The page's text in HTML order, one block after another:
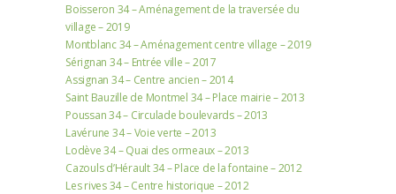
Boisseron 34 – Aménagement de la traversée du
village – 2019
Montblanc 34 – Aménagement centre village – 2019
Sérignan 34 – Entrée ville – 2017
Assignan 34 – Centre ancien – 2014
Saint Bauzille de Montmel 34 – Place mairie – 2013
Poussan 34 – Circulade boulevards – 2013
Lavérune 34 – Voie verte – 2013
Lodève 34 – Quai des ormeaux – 2013
Cazouls d’Hérault 34 – Place de la fontaine – 2012
Les rives 34 – Centre historique – 2012